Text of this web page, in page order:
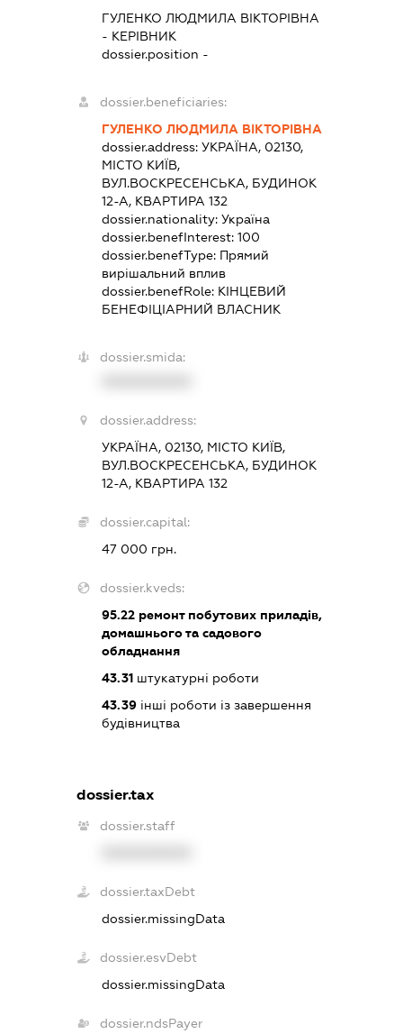
ГУЛЕНКО ЛЮДМИЛА ВІКТОРІВНА
- КЕРІВНИК
dossier.position -
dossier.beneficiaries:
ГУЛЕНКО ЛЮДМИЛА ВІКТОРІВНА
dossier.address: УКРАЇНА, 02130,
МІСТО КИЇВ,
ВУЛ.ВОСКРЕСЕНСЬКА, БУДИНОК
12-А, КВАРТИРА 132
dossier.nationality: Україна
dossier.benefInterest: 100
dossier.benefType: Прямий
вирішальний вплив
dossier.benefRole: КІНЦЕВИЙ
БЕНЕФІЦІАРНИЙ ВЛАСНИК
dossier.smida:
dossier.address:
УКРАЇНА, 02130, МІСТО КИЇВ,
ВУЛ.ВОСКРЕСЕНСЬКА, БУДИНОК
12-А, КВАРТИРА 132
dossier.capital:
47 000 грн.
dossier.kveds:
95.22ремонт побутових приладів,
домашнього та садового
обладнання
43.31штукатурні роботи
43.39інші роботи із завершення
будівництва
dossier.tax
dossier.staff
dossier.taxDebt
dossier.missingData
dossier.esvDebt
dossier.missingData
dossier.ndsPayer